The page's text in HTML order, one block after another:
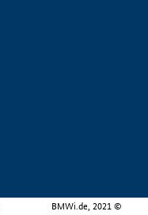
BMWi.de, 2021 ©